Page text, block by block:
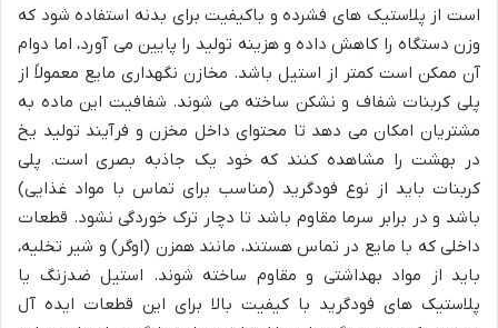
است از پلاستیک های فشرده و باکیفیت برای بدنه استفاده شود که
وزن دستگاه را کاهش داده و هزینه تولید را پایین می آورد، اما دوام
آن ممکن است کمتر از استیل باشد. مخازن نگهداری مایع معمولاً از
پلی کربنات شفاف و نشکن ساخته می شوند. شفافیت این ماده به
مشتریان امکان می دهد تا محتوای داخل مخزن و فرآیند تولید یخ
در بهشت را مشاهده کنند که خود یک جاذبه بصری است. پلی
کربنات باید از نوع فودگرید (مناسب برای تماس با مواد غذایی)
باشد و در برابر سرما مقاوم باشد تا دچار ترک خوردگی نشود. قطعات
داخلی که با مایع در تماس هستند، مانند همزن (اوگر) و شیر تخلیه،
باید از مواد بهداشتی و مقاوم ساخته شوند. استیل ضدزنگ یا
پلاستیک های فودگرید با کیفیت بالا برای این قطعات ایده آل